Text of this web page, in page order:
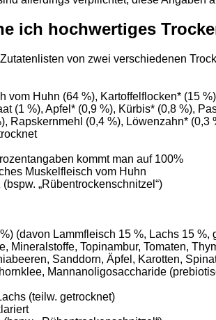
ich hochwertiges
von zwei verschiedenen
vom Huhn (64 %), Kartoffelflocken* (15
(1 %), Apfel* (0,9 %), Kürbis* (0,8 %),
Rapskernmehl (0,4 %), Löwenzahn*
kommt man auf 100%
Muskelfleisch vom Huhn
„Rübentrockenschnitzel“)
(davon Lammfleisch 15 %, Lachs 15
Mineralstoffe, Topinambur, Tomaten,
Sanddorn, Äpfel, Karotten,
Mannanoligosaccharide
(teilw. getrocknet)